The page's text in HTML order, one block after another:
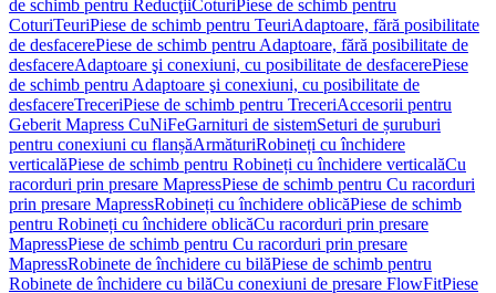
de schimb pentru ReducţiiCoturiPiese de schimb pentru
CoturiTeuriPiese de schimb pentru TeuriAdaptoare, fără posibilitate
de desfacerePiese de schimb pentru Adaptoare, fără posibilitate de
desfacereAdaptoare şi conexiuni, cu posibilitate de desfacerePiese
de schimb pentru Adaptoare şi conexiuni, cu posibilitate de
desfacereTreceriPiese de schimb pentru TreceriAccesorii pentru
Geberit Mapress CuNiFeGarnituri de sistemSeturi de șuruburi
pentru conexiuni cu flanșăArmăturiRobineți cu închidere
verticalăPiese de schimb pentru Robineți cu închidere verticalăCu
racorduri prin presare MapressPiese de schimb pentru Cu racorduri
prin presare MapressRobineți cu închidere oblicăPiese de schimb
pentru Robineți cu închidere oblicăCu racorduri prin presare
MapressPiese de schimb pentru Cu racorduri prin presare
MapressRobinete de închidere cu bilăPiese de schimb pentru
Robinete de închidere cu bilăCu conexiuni de presare FlowFitPiese